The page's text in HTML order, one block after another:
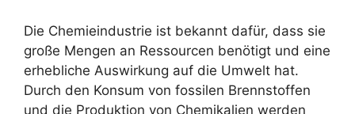
Die Chemieindustrie ist bekannt dafür, dass sie
große Mengen an Ressourcen benötigt und eine
erhebliche Auswirkung auf die Umwelt hat.
Durch den Konsum von fossilen Brennstoffen
und die Produktion von Chemikalien werden